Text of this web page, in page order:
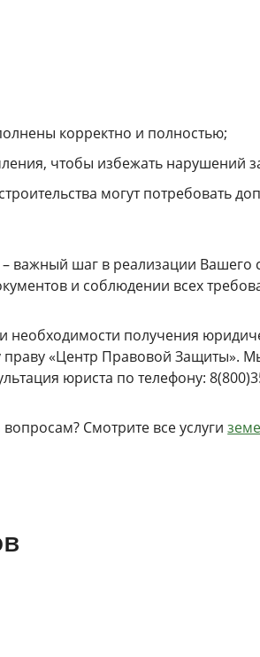
корректно и полностью;
чтобы избежать нарушений
могут потребовать
важный шаг в реализации Вашего
и соблюдении всех
необходимости получения
праву «Центр Правовой Защиты».
юриста по телефону:
Смотрите все услуги